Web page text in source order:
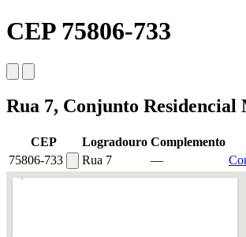
CEP 75806-733
Rua 7, Conjunto
CEP Logradouro Complemento
75806-733
Rua 7 —